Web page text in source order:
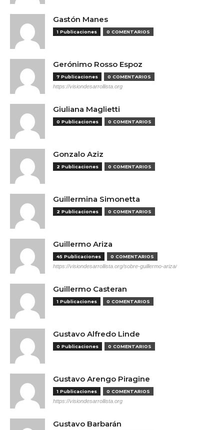
Gastón Manes
1 Publicaciones 0 COMENTARIOS
Gerónimo Rosso Espoz
7 Publicaciones 0 COMENTARIOS
https://visiondesarrollista.org
Giuliana Maglietti
0 Publicaciones 0 COMENTARIOS
Gonzalo Aziz
2 Publicaciones 0 COMENTARIOS
Guillermina Simonetta
2 Publicaciones 0 COMENTARIOS
Guillermo Ariza
45 Publicaciones 0 COMENTARIOS
https://visiondesarrollista.org/sobre-guillermo-ariza/
Guillermo Casteran
1 Publicaciones 0 COMENTARIOS
Gustavo Alfredo Linde
0 Publicaciones 0 COMENTARIOS
Gustavo Arengo Piragine
1 Publicaciones 0 COMENTARIOS
https://visiondesarrollista.org
Gustavo Barbarán